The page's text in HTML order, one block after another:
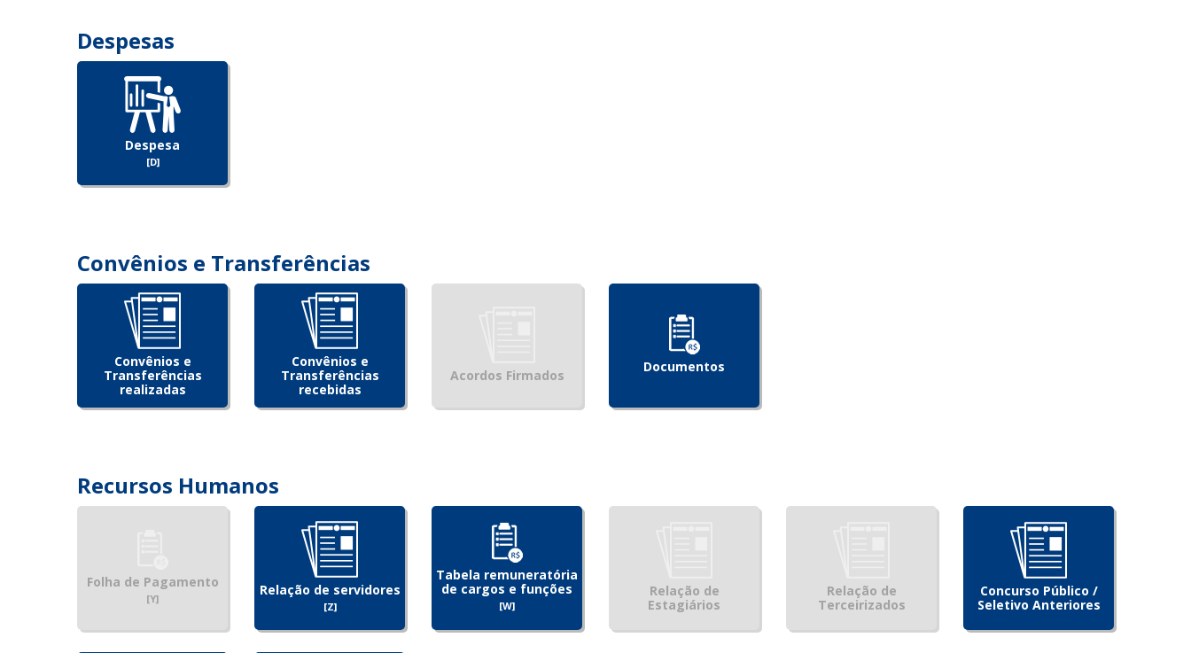
Despesas
Despesa
[D]
Convênios e Transferências
Convênios e
Transferências
realizadas
Convênios e
Transferências
recebidas
Acordos Firmados
Documentos
Recursos Humanos
Folha de Pagamento
[Y]
Relação de servidores
[Z]
Tabela remuneratória
de cargos e funções
[W]
Relação de
Estagiários
Relação de
Terceirizados
Concurso Público /
Seletivo Anteriores